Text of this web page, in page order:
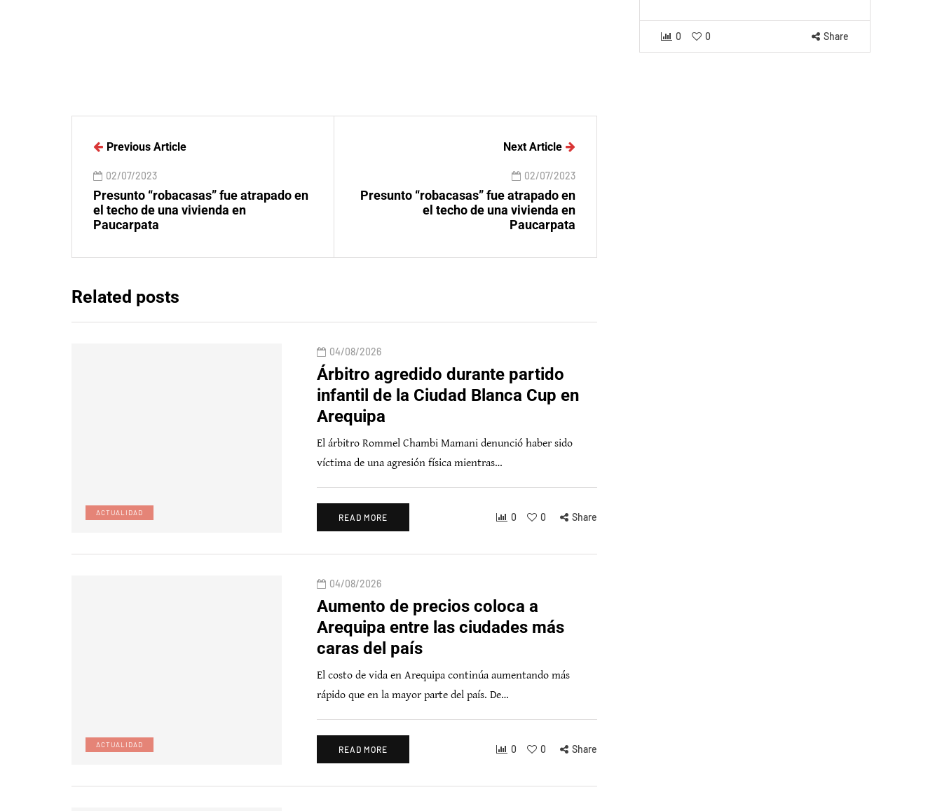
0 0 Share
Previous Article
02/07/2023
Presunto “robacasas” fue atrapado en
el techo de una vivienda en
Paucarpata
Next Article
02/07/2023
Presunto “robacasas” fue atrapado en
el techo de una vivienda en
Paucarpata
Related posts
ACTUALIDAD
04/08/2026
Árbitro agredido durante partido
infantil de la Ciudad Blanca Cup en
Arequipa
El árbitro Rommel Chambi Mamani denunció haber sido
víctima de una agresión física mientras…
READ MORE 0 0 Share
ACTUALIDAD
04/08/2026
Aumento de precios coloca a
Arequipa entre las ciudades más
caras del país
El costo de vida en Arequipa continúa aumentando más
rápido que en la mayor parte del país. De…
READ MORE 0 0 Share